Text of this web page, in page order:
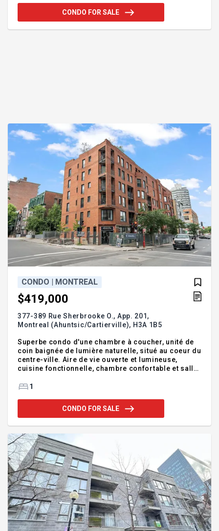
hauts plafonds, créant un espace lumineux et aéré.
Le condo propose 2 chambres, 1 salle de bain
CONDO FOR SALE
CONDO | MONTREAL
$419,000
377-389 Rue Sherbrooke O., App. 201,
Montreal (Ahuntsic/Cartierville), H3A 1B5
Superbe condo d'une chambre à coucher, unité de
coin baignée de lumière naturelle, situé au coeur du
centre-ville. Aire de vie ouverte et lumineuse,
cuisine fonctionnelle, chambre confortable et salle
distance de marche du métro, restaurants, cafés,
premiers acheteurs ou investisseurs. Une
opportunité à ne pas manquer!
1
CONDO FOR SALE